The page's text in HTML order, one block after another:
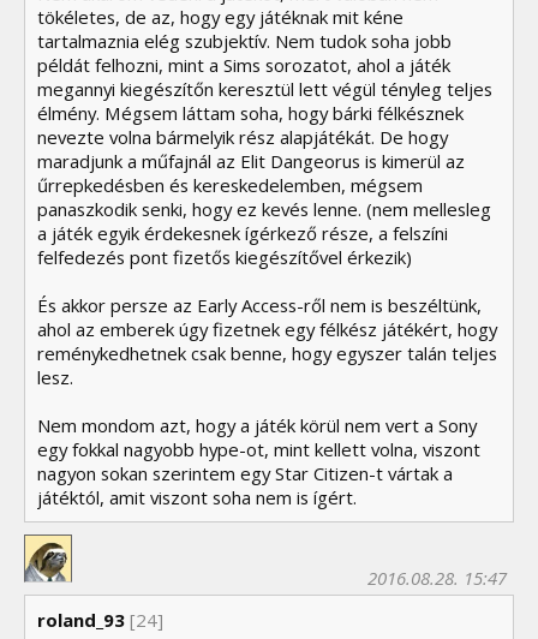
tökéletes, de az, hogy egy játéknak mit kéne
tartalmaznia elég szubjektív. Nem tudok soha jobb
példát felhozni, mint a Sims sorozatot, ahol a játék
megannyi kiegészítőn keresztül lett végül tényleg teljes
élmény. Mégsem láttam soha, hogy bárki félkésznek
nevezte volna bármelyik rész alapjátékát. De hogy
maradjunk a műfajnál az Elit Dangeorus is kimerül az
űrrepkedésben és kereskedelemben, mégsem
panaszkodik senki, hogy ez kevés lenne. (nem mellesleg
a játék egyik érdekesnek ígérkező része, a felszíni
felfedezés pont fizetős kiegészítővel érkezik)
És akkor persze az Early Access-ről nem is beszéltünk,
ahol az emberek úgy fizetnek egy félkész játékért, hogy
reménykedhetnek csak benne, hogy egyszer talán teljes
lesz.
Nem mondom azt, hogy a játék körül nem vert a Sony
egy fokkal nagyobb hype-ot, mint kellett volna, viszont
nagyon sokan szerintem egy Star Citizen-t vártak a
játéktól, amit viszont soha nem is ígért.
roland_93
2016.08.28. 15:47
[24]